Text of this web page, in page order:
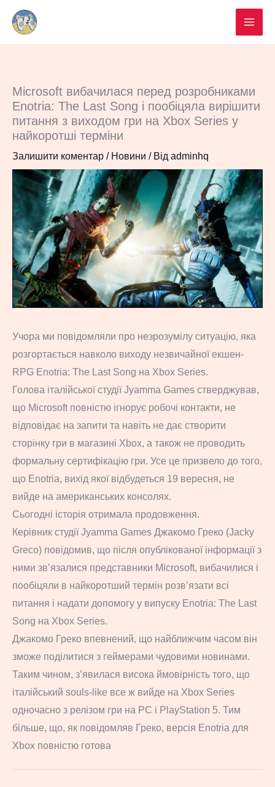
Перейти
вмісту
Microsoft вибачилася перед розробниками
Enotria: The Last Song і пообіцяла вирішити
питання з виходом гри на Xbox Series у
найкоротші терміни
Залишити коментар / Новини / Від adminhq
Учора ми повідомляли про незрозумілу ситуацію, яка
розгортається навколо виходу незвичайної екшен-
RPG Enotria: The Last Song на Xbox Series.
Голова італійської студії Jyamma Games стверджував,
що Microsoft повністю ігнорує робочі контакти, не
відповідає на запити та навіть не дає створити
сторінку гри в магазині Xbox, а також не проводить
формальну сертифікацію гри. Усе це призвело до того,
що Enotria, вихід якої відбудеться 19 вересня, не
вийде на американських консолях.
Сьогодні історія отримала продовження.
Керівник студії Jyamma Games Джакомо Греко (Jacky
Greco) повідомив, що після опублікованої інформації з
ними зв’язалися представники Microsoft, вибачилися і
пообіцяли в найкоротший термін розв’язати всі
питання і надати допомогу у випуску Enotria: The Last
Song на Xbox Series.
Джакомо Греко впевнений, що найближчим часом він
зможе поділитися з геймерами чудовими новинами.
Таким чином, з’явилася висока ймовірність того, що
італійський souls-like все ж вийде на Xbox Series
одночасно з релізом гри на PC і PlayStation 5. Тим
більше, що, як повідомляв Греко, версія Enotria для
Xbox повністю готова